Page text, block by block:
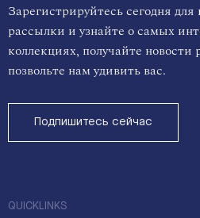
Зарегистрируйтесь сегодня
рассылки и узнайте о самых
коллекциях, получайте новости
позвольте нам удивить вас.
Подпишитесь сейчас
QUICKLINKS